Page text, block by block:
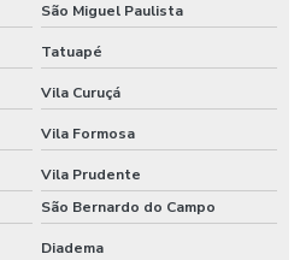
São Miguel Paulista
Tatuapé
Vila Curuçá
Vila Formosa
Vila Prudente
São Bernardo do Campo
Diadema